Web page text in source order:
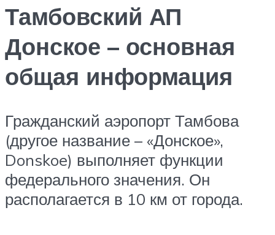
Тамбовский АП
Донское – основная
общая информация
Гражданский аэропорт Тамбова
(другое название – «Донское»,
Donskoe) выполняет функции
федерального значения. Он
располагается в 10 км от города.